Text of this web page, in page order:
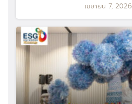
เมษายน 7, 2026